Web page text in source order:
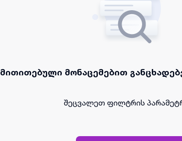
მითითებული მონაცემებით
შეცვალეთ ფილტრის